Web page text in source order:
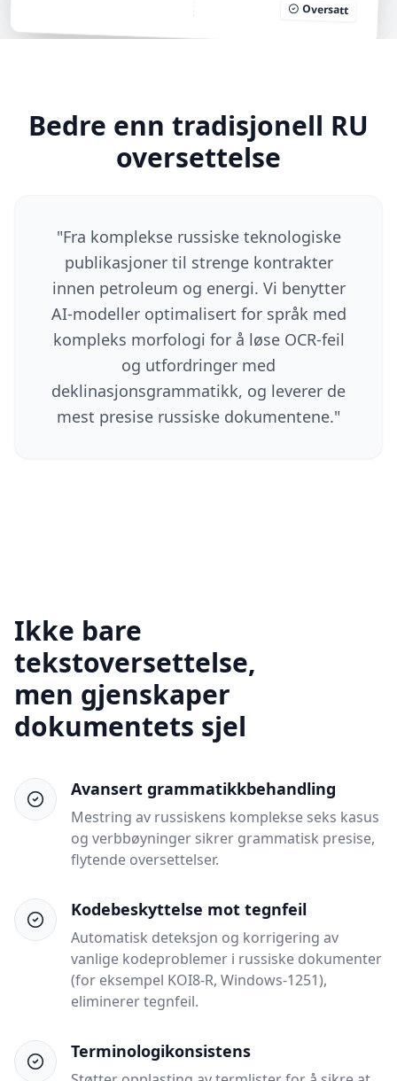
Oversatt
Bedre enn tradisjonell RU
oversettelse
"Fra komplekse russiske teknologiske
publikasjoner til strenge kontrakter
innen petroleum og energi. Vi benytter
AI-modeller optimalisert for språk med
kompleks morfologi for å løse OCR-feil
og utfordringer med
deklinasjonsgrammatikk, og leverer de
mest presise russiske dokumentene."
Ikke bare
tekstoversettelse,
men gjenskaper
dokumentets sjel
Avansert grammatikkbehandling
Mestring av russiskens komplekse seks kasus
og verbbøyninger sikrer grammatisk presise,
flytende oversettelser.
Kodebeskyttelse mot tegnfeil
Automatisk deteksjon og korrigering av
vanlige kodeproblemer i russiske dokumenter
(for eksempel KOI8-R, Windows-1251),
eliminerer tegnfeil.
Terminologikonsistens